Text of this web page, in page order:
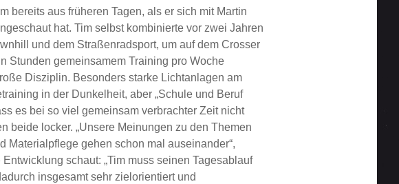
bereits aus früheren Tagen, als er sich mit Martin
hat. Tim selbst kombinierte vor zwei Jahren
und dem Straßenradsport, um auf dem Crosser
Stunden gemeinsamem Training pro Woche
Disziplin. Besonders starke Lichtanlagen am
in der Dunkelheit, aber „Schule und Beruf
es bei so viel gemeinsam verbrachter Zeit nicht
beide locker. „Unsere Meinungen zu den Themen
Materialpflege gehen schon mal auseinander“,
schaut: „Tim muss seinen Tagesablauf
insgesamt sehr zielorientiert und